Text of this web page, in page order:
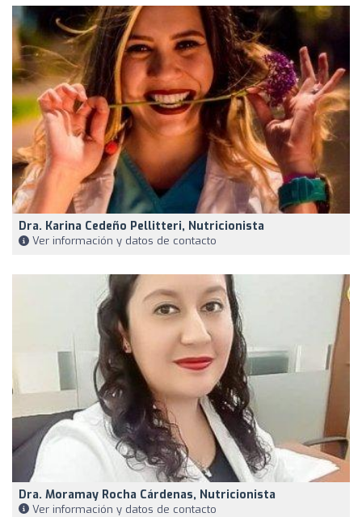
Dra. Karina Cedeño Pellitteri, Nutricionista
Ver información y datos de contacto
Dra. Moramay Rocha Cárdenas, Nutricionista
Ver información y datos de contacto